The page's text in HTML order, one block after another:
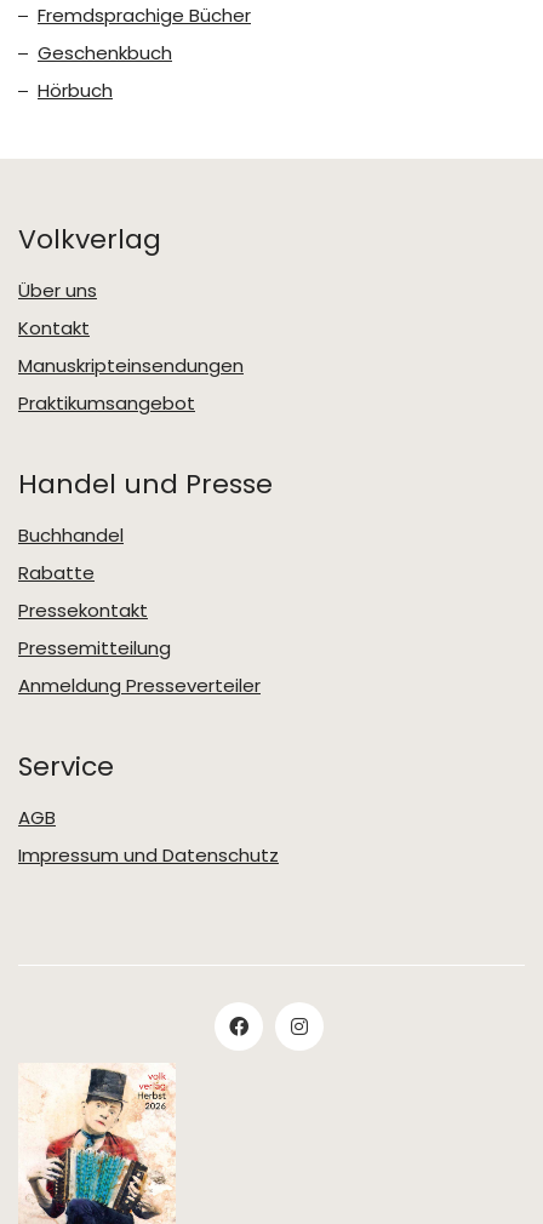
Fremdsprachige Bücher
Geschenkbuch
Hörbuch
Volkverlag
Über uns
Kontakt
Manuskripteinsendungen
Praktikumsangebot
Handel und Presse
Buchhandel
Rabatte
Pressekontakt
Pressemitteilung
Anmeldung Presseverteiler
Service
AGB
Impressum und Datenschutz